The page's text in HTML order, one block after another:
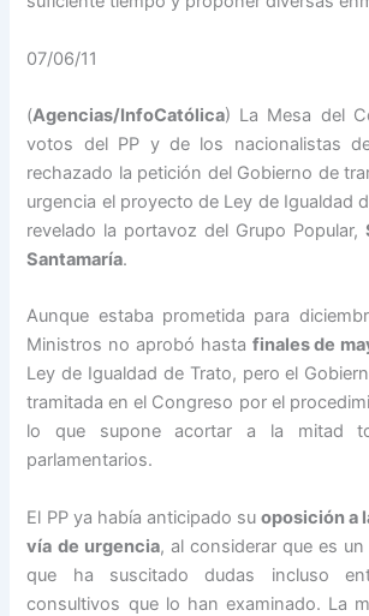
07/06/11
(Agencias/InfoCatólica) La Mesa del
votos del PP y de los nacionalistas
rechazado la petición del Gobierno de
urgencia el proyecto de Ley de Igualdad
revelado la portavoz del Grupo Popular,
Santamaría.
Aunque estaba prometida para
Ministros no aprobó hasta finales de
Ley de Igualdad de Trato, pero el
tramitada en el Congreso por el
lo que supone acortar a la mitad
parlamentarios.
El PP ya había anticipado suoposición a
vía de urgencia, al considerar que es un
que ha suscitado dudas incluso
consultivos que lo han examinado. La